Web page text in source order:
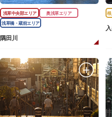
浅草中央部エリア
奥浅草エリア
浅草橋・蔵前エリア
隅田川
根